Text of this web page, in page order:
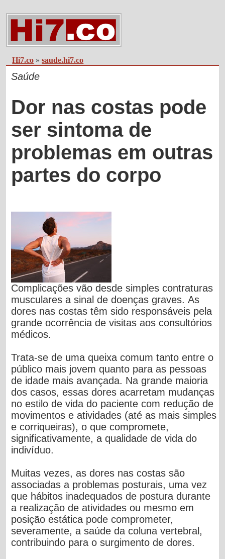
Hi7.co »saude.hi7.co
Saúde
Dor nas costas pode
ser sintoma de
problemas em outras
partes do corpo
Complicações vão desde simples contraturas
musculares a sinal de doenças graves.As
dores nas costas têm sido responsáveis pela
grande ocorrência de visitas aos consultórios
médicos.
Trata-se de uma queixa comum tanto entre o
público mais jovem quanto para as pessoas
de idade mais avançada. Na grande maioria
dos casos, essas dores acarretam mudanças
no estilo de vida do paciente com redução de
movimentos e atividades (até as mais simples
e corriqueiras), o que compromete,
significativamente, a qualidade de vida do
indivíduo.
Muitas vezes, as dores nas costas são
associadas a problemas posturais, uma vez
que hábitos inadequados de postura durante
a realização de atividades ou mesmo em
posição estática pode comprometer,
severamente, a saúde da coluna vertebral,
contribuindo para o surgimento de dores.